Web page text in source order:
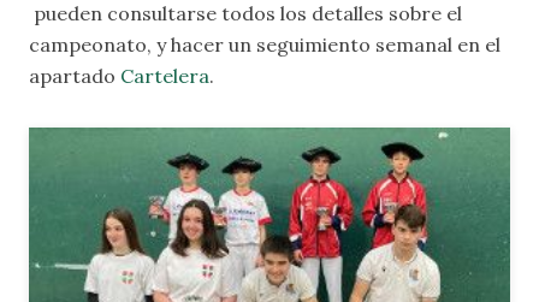
pueden consultarse todos los detalles sobre el
campeonato, y hacer un seguimiento semanal en el
apartado Cartelera.